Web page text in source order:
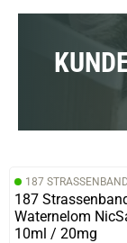
187
187
Waternelom
10ml / 20mg